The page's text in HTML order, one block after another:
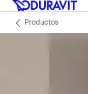
Productos